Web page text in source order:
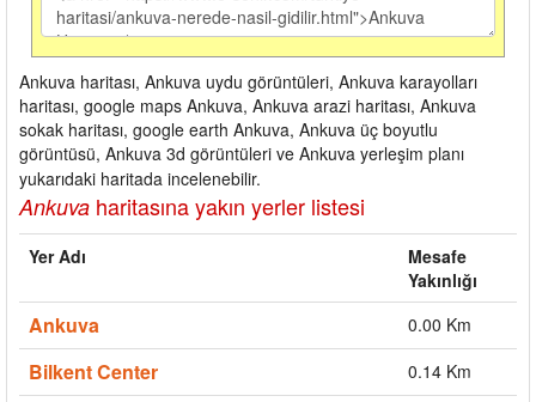
Ankuva haritası, Ankuva uydu görüntüleri, Ankuva karayolları
haritası, google maps Ankuva, Ankuva arazi haritası, Ankuva
sokak haritası, google earth Ankuva, Ankuva üç boyutlu
görüntüsü, Ankuva 3d görüntüleri ve Ankuva yerleşim planı
yukarıdaki haritada incelenebilir.
Ankuva haritasına yakın yerler listesi
Yer Adı
Mesafe
Yakınlığı
Ankuva 0.00 Km
Bilkent Center 0.14 Km